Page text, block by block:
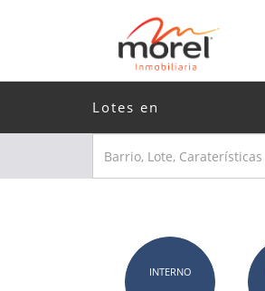
Lotes en
INTERNO